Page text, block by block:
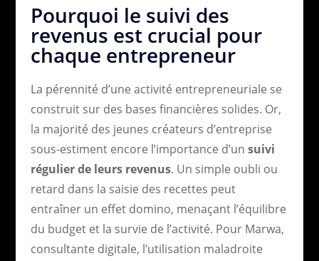
Pourquoi le suivi des
revenus est crucial pour
chaque entrepreneur
La pérennité d’une activité entrepreneuriale se
construit sur des bases financières solides. Or,
la majorité des jeunes créateurs d’entreprise
sous-estiment encore l’importance d’un suivi
régulier de leurs revenus. Un simple oubli ou
retard dans la saisie des recettes peut
entraîner un effet domino, menaçant l’équilibre
du budget et la survie de l’activité. Pour Marwa,
consultante digitale, l’utilisation maladroite